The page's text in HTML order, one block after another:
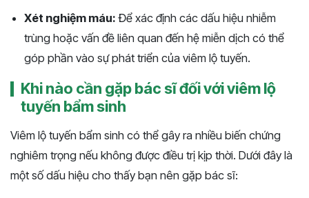
Xét nghiệm máu: Để xác định các dấu hiệu nhiễm
trùng hoặc vấn đề liên quan đến hệ miễn dịch có thể
góp phần vào sự phát triển của viêm lộ tuyến.
Khi nào cần gặp bác sĩ đối với viêm lộ
tuyến bẩm sinh
Viêm lộ tuyến bẩm sinh có thể gây ra nhiều biến chứng
nghiêm trọng nếu không được điều trị kịp thời. Dưới đây là
một số dấu hiệu cho thấy bạn nên gặp bác sĩ: